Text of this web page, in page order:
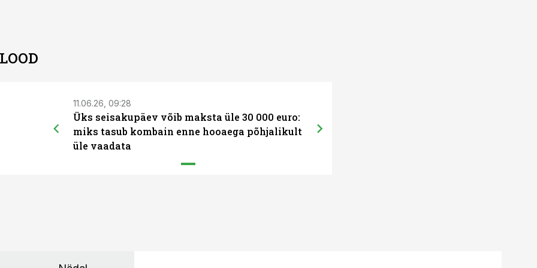
11.06.26, 09:28
Üks seisakupäev võib maksta üle 30 000 euro:
miks tasub kombain enne hooaega põhjalikult
üle vaadata